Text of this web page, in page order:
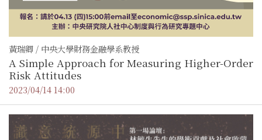
黃瑞卿 / 中央大學財務金融學系教授
A Simple Approach for Measuring Higher-Order
Risk Attitudes
2023/04/14 14:00